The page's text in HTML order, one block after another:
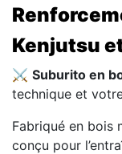
Kenjutsu
⚔️ Suburito en
technique et
Fabriqué en bois
conçu pour